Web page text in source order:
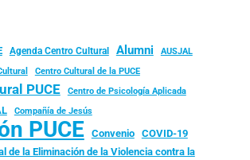
Agenda Centro Cultural Alumni
AUSJAL
Centro Cultural de la PUCE
PUCE Centro de Psicología Aplicada
Compañía de Jesús
PUCE Convenio
COVID-19
de la Eliminación de la Violencia contra la